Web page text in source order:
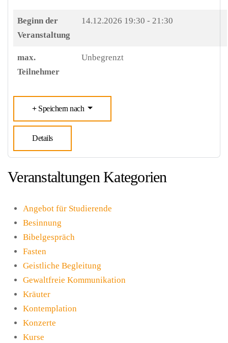
Beginn der
Veranstaltung
14.12.2026 19:30 - 21:30
max.
Teilnehmer
Unbegrenzt
Speichern nach
Details
Veranstaltungen Kategorien
Angebot für Studierende
Besinnung
Bibelgespräch
Fasten
Geistliche Begleitung
Gewaltfreie Kommunikation
Kräuter
Kontemplation
Konzerte
Kurse